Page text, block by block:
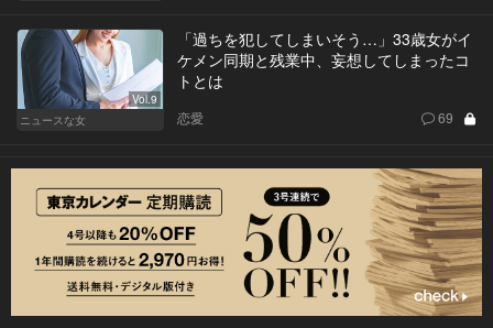
Vol.9
ニュースな女
「過ちを犯してしまいそう…」33歳女がイ
ケメン同期と残業中、妄想してしまったコ
トとは
恋愛 69